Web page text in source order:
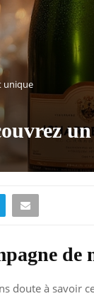
unique
doute à savoir